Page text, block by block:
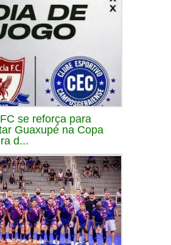
se reforça para
Guaxupé na Copa
d...